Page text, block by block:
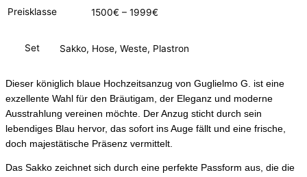
Preisklasse 1500€ – 1999€
Set Sakko, Hose, Weste, Plastron
Dieser königlich blaue Hochzeitsanzug von Guglielmo G. ist eine
exzellente Wahl für den Bräutigam, der Eleganz und moderne
Ausstrahlung vereinen möchte. Der Anzug sticht durch sein
lebendiges Blau hervor, das sofort ins Auge fällt und eine frische,
doch majestätische Präsenz vermittelt.
Das Sakko zeichnet sich durch eine perfekte Passform aus, die die